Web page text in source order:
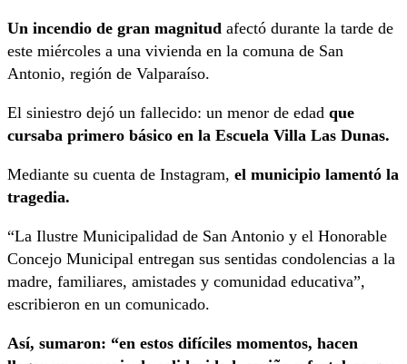
Un incendio de gran magnitud afectó durante la tarde de
este miércoles a una vivienda en la comuna de San
Antonio, región de Valparaíso.
El siniestro dejó un fallecido: un menor de edad que
cursaba primero básico en la Escuela Villa Las Dunas.
Mediante su cuenta de Instagram, el municipio lamentó la
tragedia.
“La Ilustre Municipalidad de San Antonio y el Honorable
Concejo Municipal entregan sus sentidas condolencias a la
madre, familiares, amistades y comunidad educativa”,
escribieron en un comunicado.
Así, sumaron: “en estos difíciles momentos, hacen